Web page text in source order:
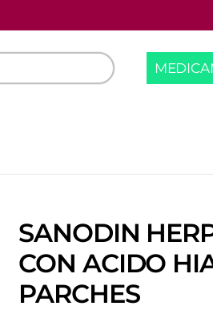
SANODIN
CON ACIDO
PARCHES